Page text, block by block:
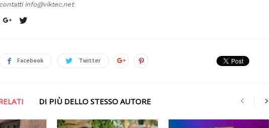
info@viktec.net
Facebook Twitter
DI PIÙ DELLO STESSO AUTORE